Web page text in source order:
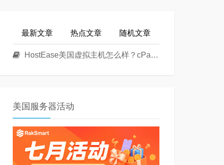
最新文章 热点文章 随机文章
HostEase美国虚拟主机怎么样？cPanel面板美国Linux主机方案介绍
美国服务器活动